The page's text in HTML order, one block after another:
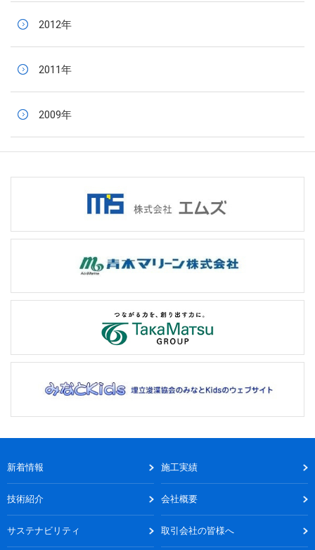
2012年
2011年
2009年
新着情報 施工実績
技術紹介 会社概要
サステナビリティ 取引会社の皆様へ